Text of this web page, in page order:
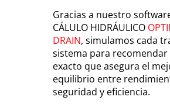
Gracias a nuestro
CÁLULO HIDRÁULICO
DRAIN, simulamos cada
sistema para recomendar
exacto que asegura el
equilibrio entre
seguridad y eficiencia.